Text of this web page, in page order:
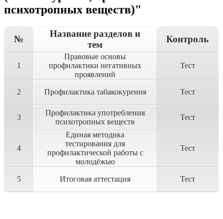
психотропных веществ)"
№
Название разделов и
тем
Контроль
1
Правовые основы
профилактики негативных
проявлений
Тест
2 Профилактика табакокурения Тест
3
Профилактика употребления
психотропных веществ
Тест
4
Единая методика
тестирования для
профилактической работы с
молодёжью
Тест
5 Итоговая аттестация Тест